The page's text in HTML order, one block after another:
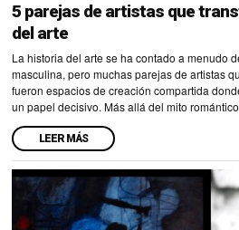
5 parejas de artistas que
del arte
La historia del arte se ha contado a menudo
masculina, pero muchas parejas de artistas
fueron espacios de creación compartida
un papel decisivo. Más allá del mito
LEER MÁS